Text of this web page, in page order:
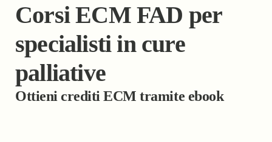
Corsi ECM FAD per
specialisti in cure
palliative
Ottieni crediti ECM tramite ebook